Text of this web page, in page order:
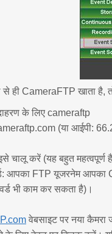
ही CameraFTP खाता है,
के लिए cameraftp
(या आईपी:
चालू करें (यह बहुत महत्वपूर्ण
आपका FTP यूजरनेम आपका
भी काम कर सकता है)।
वेबसाइट पर नया कैमरा